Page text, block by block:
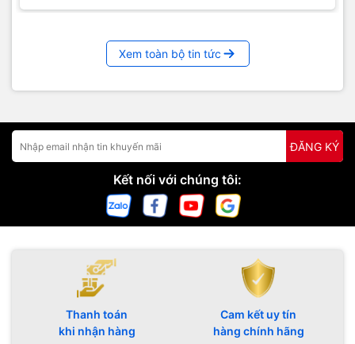
Xem toàn bộ tin tức
ĐĂNG KÝ
Kết nối với chúng tôi:
Thanh toán
khi nhận hàng
Cam kết uy tín
hàng chính hãng